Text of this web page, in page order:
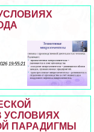
19:55:21
УСЛОВИЯХ
ПАРАДИГМЫ